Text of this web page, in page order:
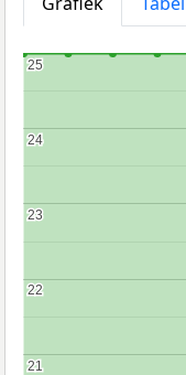
21
21
22
22
23
23
24
24
25
25